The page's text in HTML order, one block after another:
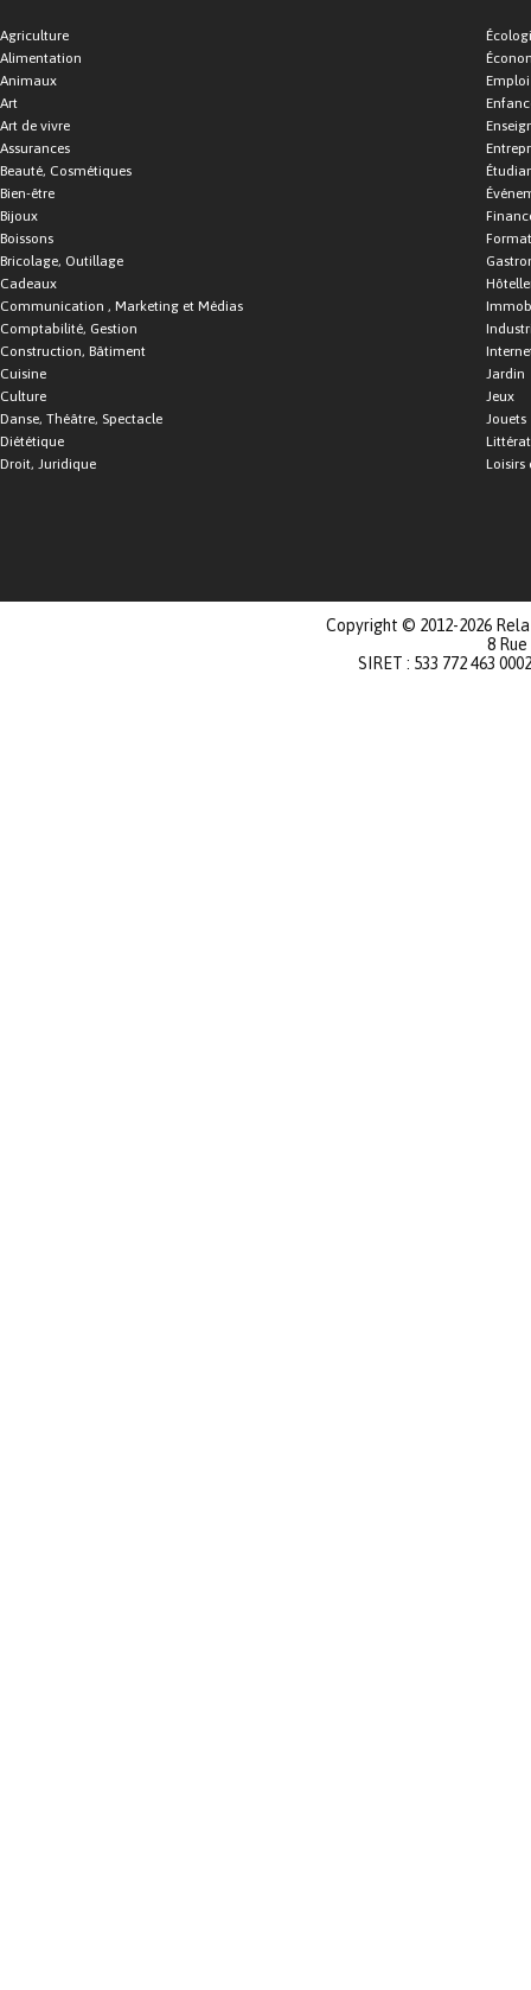
Agriculture
Alimentation
Animaux
Art
Art de vivre
Assurances
Beauté, Cosmétiques
Bien-être
Bijoux
Boissons
Bricolage, Outillage
Cadeaux
Communication , Marketing et Médias
Comptabilité, Gestion
Construction, Bâtiment
Cuisine
Culture
Danse, Théâtre, Spectacle
Diététique
Droit, Juridique
Emploi
Jardin
Jeux
Jouets
Loisirs
Copyright © 2012-2026
8
SIRET : 533 772 463